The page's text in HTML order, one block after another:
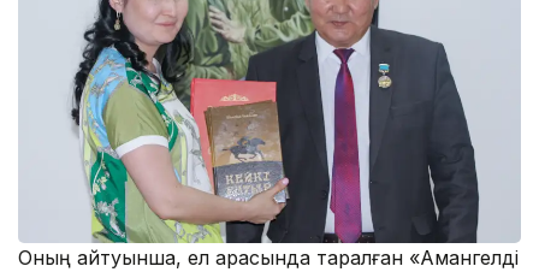
Оның айтуынша, ел арасында таралған «Амангелді